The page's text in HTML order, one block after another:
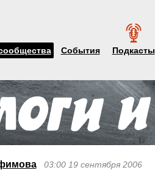
События Подкасты
03:00 19 сентября 2006